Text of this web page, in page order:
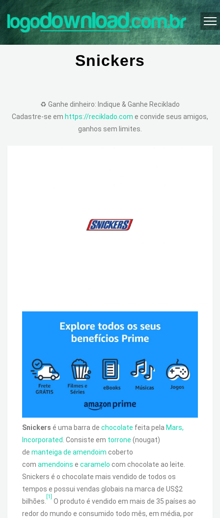
Snickers
♻️ Ganhe dinheiro: Indique & Ganhe Reciklado
Cadastre-se em https://reciklado.com e convide seus amigos,
ganhos sem limites.
Snickers é uma barra de chocolate feita pela Mars,
Incorporated . Consiste em torrone (nougat)
de manteiga de amendoim coberto
com amendoins e caramelo com chocolate ao leite.
Snickers é o chocolate mais vendido de todos os
tempos e possui vendas globais na marca de US$2
bilhões.
[1]
O produto é vendido em mais de 35 países ao
redor do mundo e consumido todo mês, em média, por